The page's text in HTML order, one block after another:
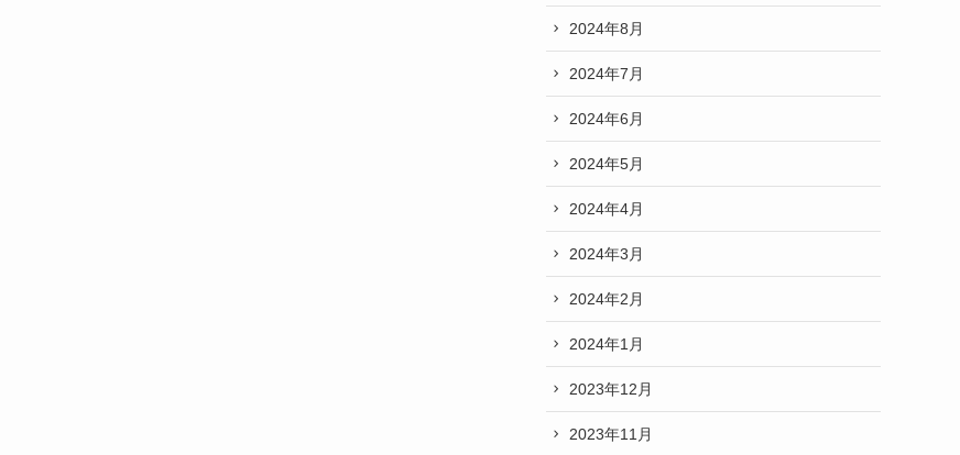
2024年8月
2024年7月
2024年6月
2024年5月
2024年4月
2024年3月
2024年2月
2024年1月
2023年12月
2023年11月